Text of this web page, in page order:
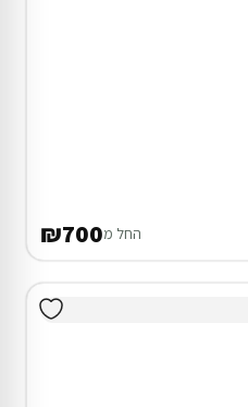
החל מ₪700